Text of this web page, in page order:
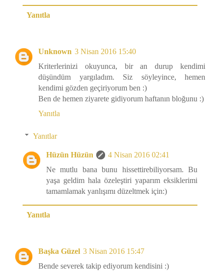
Yanıtla
Unknown 3 Nisan 2016 15:40
Kriterlerinizi okuyunca, bir an durup kendimi
düşündüm yargıladım. Siz söyleyince, hemen
kendimi gözden geçiriyorum ben :)
Ben de hemen ziyarete gidiyorum haftanın bloğunu :)
Yanıtla
Yanıtlar
Hüzün Hüzün
4 Nisan 2016 02:41
Ne mutlu bana bunu hissettirebiliyorsam. Bu
yaşa geldim hala özeleştiri yaparım eksiklerimi
tamamlamak yanlışımı düzeltmek için:)
Yanıtla
Başka Güzel 3 Nisan 2016 15:47
Bende severek takip ediyorum kendisini :)